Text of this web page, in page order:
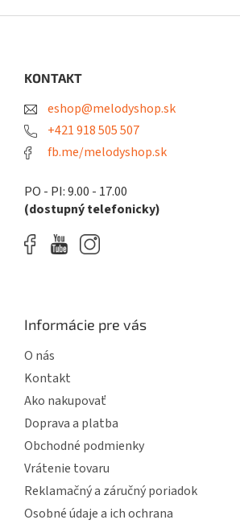
KONTAKT
eshop@melodyshop.sk
+421 918 505 507
fb.me/melodyshop.sk
PO - PI: 9.00 - 17.00
(dostupný telefonicky)
Informácie pre vás
O nás
Kontakt
Ako nakupovať
Doprava a platba
Obchodné podmienky
Vrátenie tovaru
Reklamačný a záručný poriadok
Osobné údaje a ich ochrana